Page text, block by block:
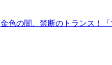
金色の闇、禁断のトランス！